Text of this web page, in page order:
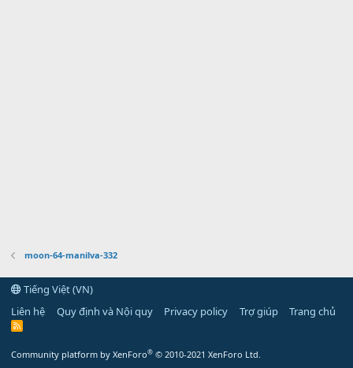
moon-64-manilva-332
Tiếng Việt (VN)
Liên hệ
Quy định và Nội quy Privacy policy Trợ giúp Trang chủ
R
Community platform by XenForo® © 2010-2021 XenForo Ltd.